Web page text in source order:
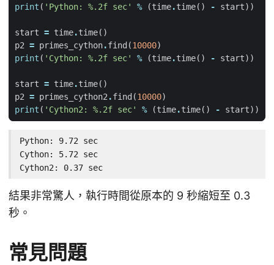
print ( 'Python: %.2f sec' % (time.time() - start))
start = time.time()
p2 = primes_cython.find (10000)
print ( 'Cython: %.2f sec' % (time.time() - start))
start = time.time()
p2 = primes_cython2.find (10000)
print ( 'Cython2: %.2f sec' % (time.time() - start))
Python: 9.72 sec
Cython: 5.72 sec
Cython2: 0.37 sec
結果非常驚人，執行時間從原本的 9 秒縮短至 0.3
秒。
常見問題